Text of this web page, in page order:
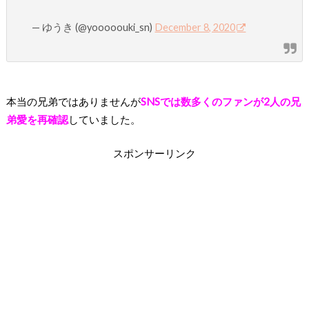
— ゆうき (@yooooouki_sn) December 8, 2020
本当の兄弟ではありませんがSNSでは数多くのファンが2人の兄
弟愛を再確認していました。
スポンサーリンク